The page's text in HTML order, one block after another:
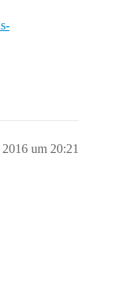
um 20:21